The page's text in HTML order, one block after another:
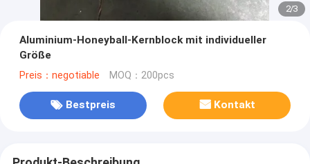
2/3
Aluminium-Honeyball-Kernblock mit individueller
Größe
Preis：negotiable MOQ：200pcs
Bestpreis Kontakt